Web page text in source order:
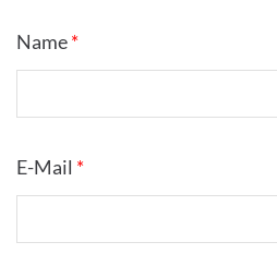
Name*
E-Mail *